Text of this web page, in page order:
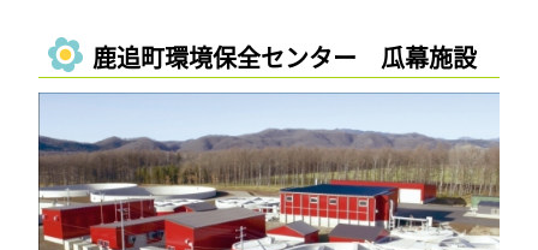
鹿追町環境保全センター 瓜幕施設